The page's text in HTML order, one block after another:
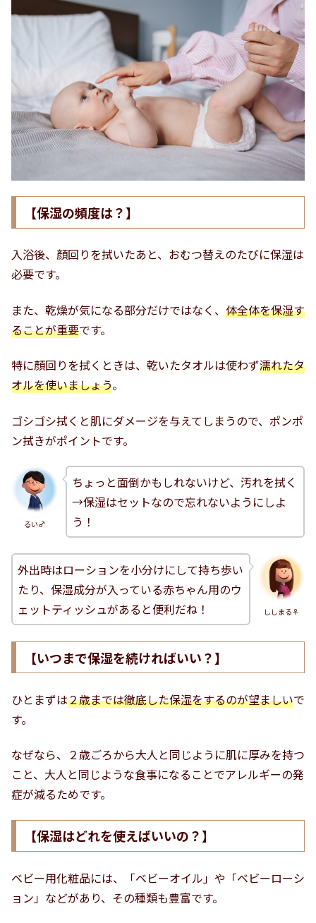
【保湿の頻度は？】
入浴後、顏回りを拭いたあと、おむつ替えのたびに保湿は
必要です。
また、乾燥が気になる部分だけではなく、 体全体を保湿す
ることが重要です。
特に顏回りを拭くときは、乾いたタオルは使わず濡れたタ
オルを使いましょう。
ゴシゴシ拭くと肌にダメージを与えてしまうので、ポンポ
ン拭きがポイントです。
るい♂
ちょっと面倒かもしれないけど、汚れを拭く
→保湿はセットなので忘れないようにしよ
う！
ししまる♀
外出時はローションを小分けにして持ち歩い
たり、保湿成分が入っている赤ちゃん用のウ
ェットティッシュがあると便利だね！
【いつまで保湿を続ければいい？】
ひとまずは２歳までは徹底した保湿をするのが望ましいで
す。
なぜなら、２歳ごろから大人と同じように肌に厚みを持つ
こと、大人と同じような食事になることでアレルギーの発
症が減るためです。
【保湿はどれを使えばいいの？】
ベビー用化粧品には、「ベビーオイル」や「ベビーローシ
ョン」などがあり、その種類も豊富です。